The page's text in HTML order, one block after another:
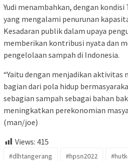
Yudi menambahkan, dengan kondisi
yang mengalami penurunan
Kesadaran publik dalam upaya
memberikan kontribusi nyata dan
pengelolaan sampah di Indonesia.
“Yaitu dengan menjadikan aktivitas
bagian dari pola hidup
sebagian sampah sebagai bahan
meningkatkan perekonomian
(man/joe)
Views: 415
#dlhtangerang #hpsn2022